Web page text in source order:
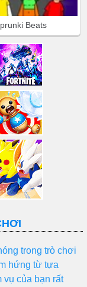
Beats
trong trò chơi
hứng từ tựa
vụ của bạn rất